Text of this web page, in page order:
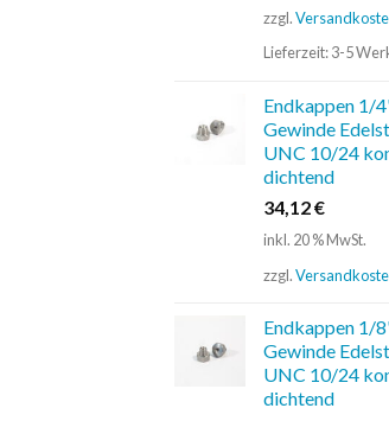
zzgl.
Lieferzeit:3-5
Endkappen 1/
Gewinde
UNC 10/24
dichtend
34,12€
inkl. 20 % MwSt.
zzgl.
Endkappen 1/
Gewinde
UNC 10/24
dichtend